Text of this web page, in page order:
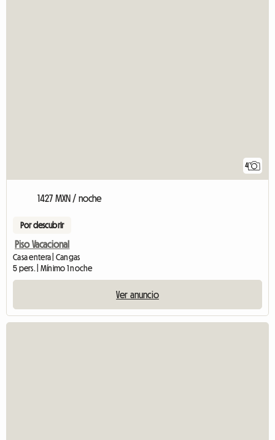
4
1427 MXN / noche
Por descubrir
Piso Vacacional
Casa entera | Cangas
5 pers. | Mínimo 1 noche
Ver anuncio